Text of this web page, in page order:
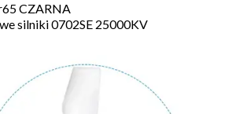
CZARNA
silniki 0702SE 25000KV